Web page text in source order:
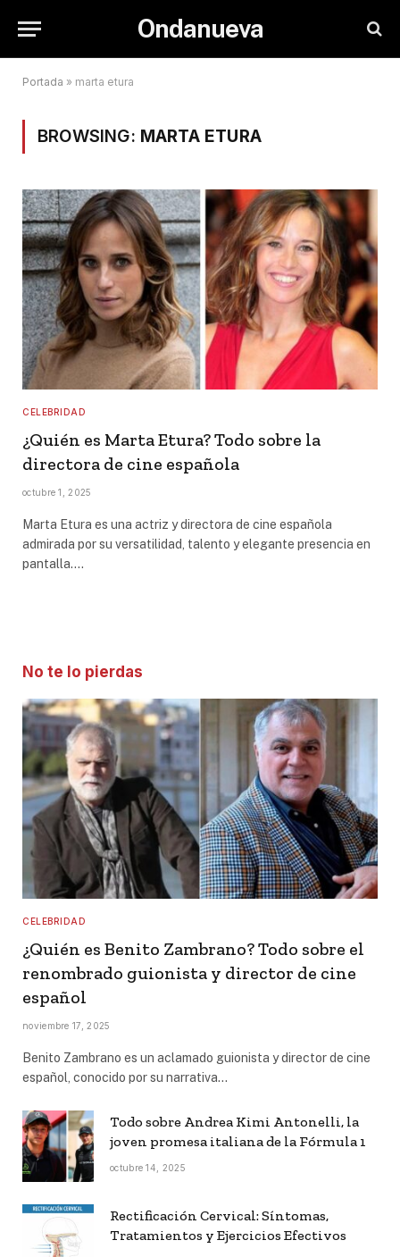
Ondanueva
Portada » marta etura
BROWSING: MARTA ETURA
CELEBRIDAD
¿Quién es Marta Etura? Todo sobre la
directora de cine española
octubre 1, 2025
Marta Etura es una actriz y directora de cine española
admirada por su versatilidad, talento y elegante presencia en
pantalla.…
No te lo pierdas
CELEBRIDAD
¿Quién es Benito Zambrano? Todo sobre el
renombrado guionista y director de cine
español
noviembre 17, 2025
Benito Zambrano es un aclamado guionista y director de cine
español, conocido por su narrativa…
Todo sobre Andrea Kimi Antonelli, la
joven promesa italiana de la Fórmula 1
octubre 14, 2025
Rectificación Cervical: Síntomas,
Tratamientos y Ejercicios Efectivos